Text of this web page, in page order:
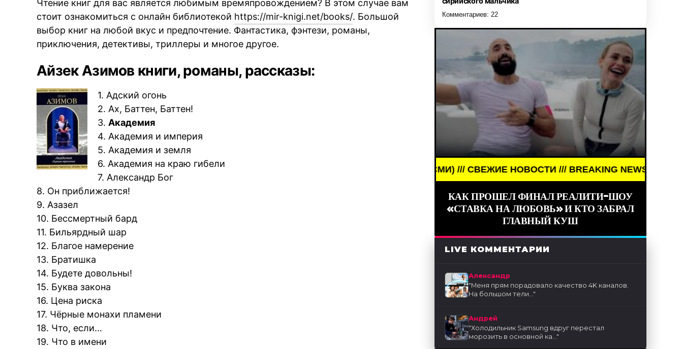
Чтение книг для вас является любимым времяпровождением? В этом случае вам
стоит ознакомиться с онлайн библиотекой https://mir-knigi.net/books/. Большой
выбор книг на любой вкус и предпочтение. Фантастика, фэнтези, романы,
приключения, детективы, триллеры и многое другое.
Айзек Азимов книги, романы, рассказы:
1. Адский огонь
2. Ах, Баттен, Баттен!
3. Академия
4. Академия и империя
5. Академия и земля
6. Академия на краю гибели
7. Александр Бог
8. Он приближается!
9. Азазел
10. Бессмертный бард
11. Бильярдный шар
12. Благое намерение
13. Братишка
14. Будете довольны!
15. Буква закона
16. Цена риска
17. Чёрные монахи пламени
18. Что, если…
19. Что в имени
Комментариев: 22
BREAKING NEWS /// НОВОСТИ (СМИ) /// СВЕЖИЕ НОВОСТИ /// BREAKING NEWS /// НОВОСТИ
КАК ПРОШЕЛ ФИНАЛ РЕАЛИТИ-ШОУ
«СТАВКА НА ЛЮБОВЬ» И КТО ЗАБРАЛ
ГЛАВНЫЙ КУШ
LIVE КОММЕНТАРИИ
Александр
"Меня прям порадовало качество 4K каналов.
На большом тели..."
Андрей
"Холодильник Samsung вдруг перестал
морозить в основной ка..."